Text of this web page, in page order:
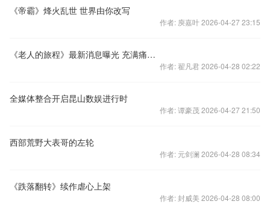
《帝霸》烽火乱世 世界由你改写
作者: 庾嘉叶 2026-04-27 23:15
《老人的旅程》最新消息曝光 充满痛苦而又迷人的冒险游戏
作者: 翟凡君 2026-04-28 02:22
全媒体整合开启昆山数娱进行时
作者: 谭豪茂 2026-04-27 21:50
西部荒野大表哥的左轮
作者: 元剑澜 2026-04-28 08:34
《跌落翻转》续作虐心上架
作者: 封威美 2026-04-28 08:00